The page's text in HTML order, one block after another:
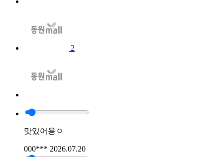
2
맛있어용ㅇ
000*** 2026.07.20